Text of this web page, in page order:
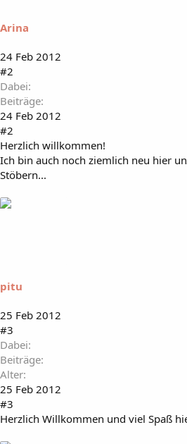
Arina
24 Feb 2012
#2
Dabei
Beiträge
24 Feb 2012
#2
Herzlich willkommen!
Ich bin auch noch ziemlich neu hier
Stöbern...
pitu
25 Feb 2012
#3
Dabei
Beiträge
Alter
25 Feb 2012
#3
Herzlich Willkommen und viel Spaß